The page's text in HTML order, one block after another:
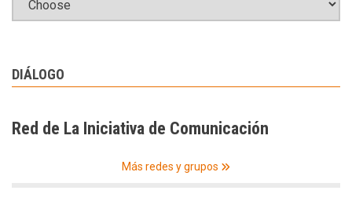
DIÁLOGO
Red de La Iniciativa de Comunicación
Más redes y grupos